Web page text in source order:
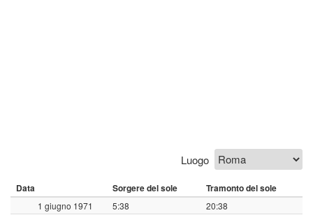
Luogo
Data Sorgere del sole Tramonto del sole
1 giugno 1971 5:38
20:38